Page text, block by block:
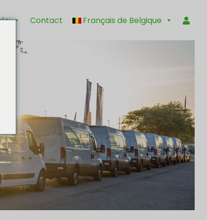
Contact Français de Belgique